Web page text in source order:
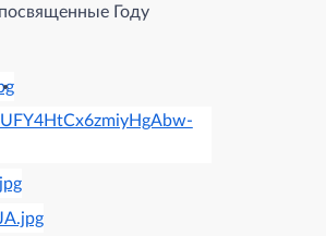
Году